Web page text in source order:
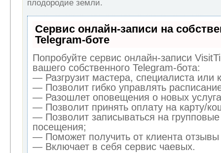
плодородие земли.
Сервис онлайн-записи на
Telegram-боте
Попробуйте сервис онлайн-записи
вашего собственного Telegram-бота:
— Разгрузит мастера, специалиста или
— Позволит гибко управлять
— Разошлет оповещения о новых
— Позволит принять оплату на карту/
— Позволит записываться на
посещения;
— Поможет получить от клиента отзывы
— Включает в себя сервис чаевых.